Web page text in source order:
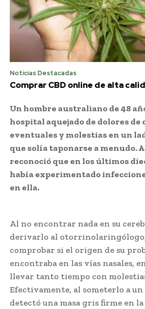
Noticias Destacadas
Comprar CBD online de alta
Un hombre australiano de 48
hospital aquejado de dolores de
eventuales y molestias en un
que solía taponarse a menudo.
reconoció que en los últimos
había experimentado
en ella.
Al no encontrar nada en su
derivarlo al
comprobar si el origen de su
encontraba en las vías nasales,
llevar tanto tiempo con
Efectivamente, al someterlo a un
detectó una masa gris firme en